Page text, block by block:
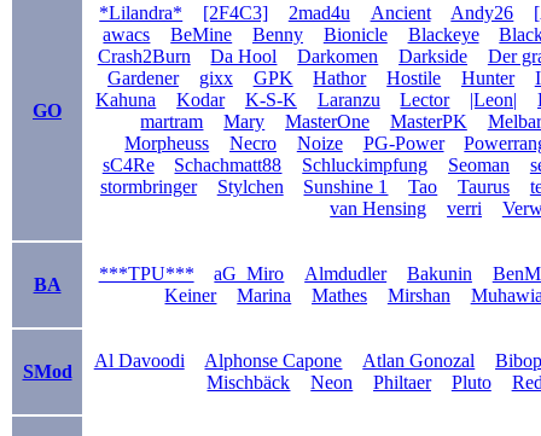
GO
*Lilandra* [2F4C3] 2mad4u Ancient Andy26
awacs
BeMine Benny Bionicle Blackeye
Crash2Burn
Da Hool Darkomen Darkside
Der
Gardener
gixx GPK Hathor Hostile Hunter
Kahuna
Kodar K-S-K Laranzu Lector |Leon|
martram
Mary MasterOne MasterPK
Morpheuss
Necro Noize PG-Power
sC4Re
Schachmatt88 Schluckimpfung Seoman
stormbringer
Stylchen Sunshine 1 Tao Taurus
van Hensing
verri
BA
***TPU*** aG_Miro Almdudler Bakunin
Keiner
Marina Mathes Mirshan
SMod
Al Davoodi Alphonse Capone Atlan Gonozal
Mischbäck
Neon Philtaer Pluto